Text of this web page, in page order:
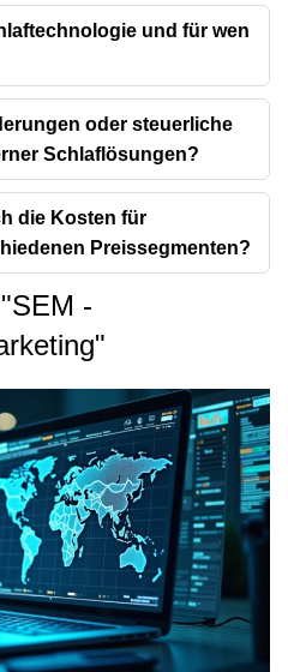
und für wen
oder steuerliche
Schlaflösungen?
die Kosten für
Preissegmenten?
SEM -
"